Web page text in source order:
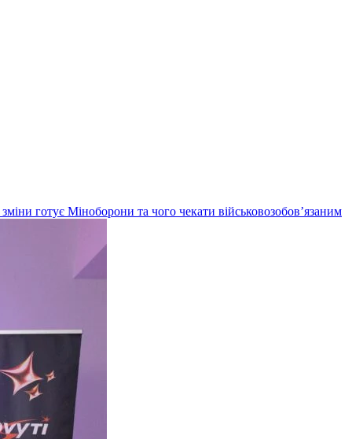
зміни готує Міноборони та чого чекати військовозобов’язаним